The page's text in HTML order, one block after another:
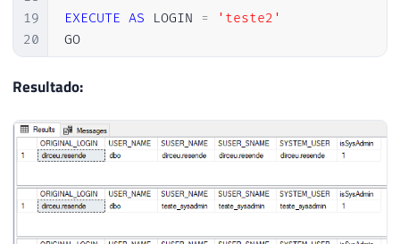
19
20
21
22
EXECUTE AS LOGIN =
'teste2'
GO
SELECT
Resultado: